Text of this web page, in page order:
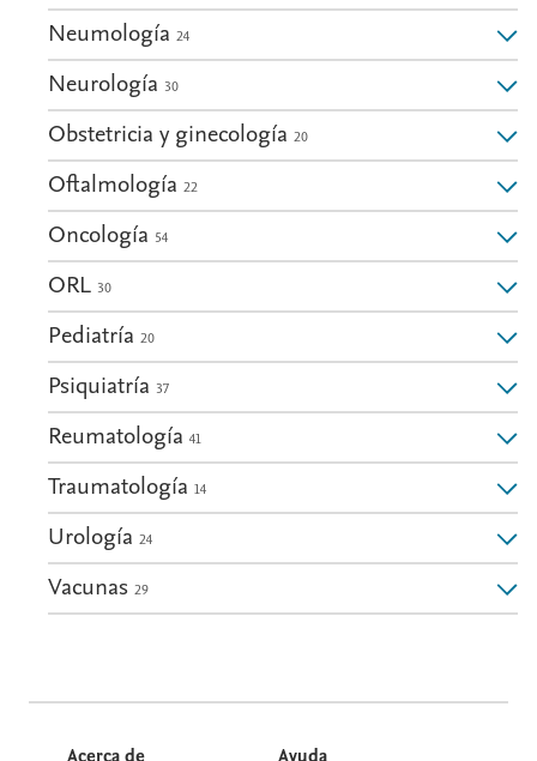
Neumología 24
Neurología 30
Obstetricia y ginecología 20
Oftalmología 22
Oncología 54
ORL 30
Pediatría 20
Psiquiatría 37
Reumatología 41
Traumatología 14
Urología 24
Vacunas 29